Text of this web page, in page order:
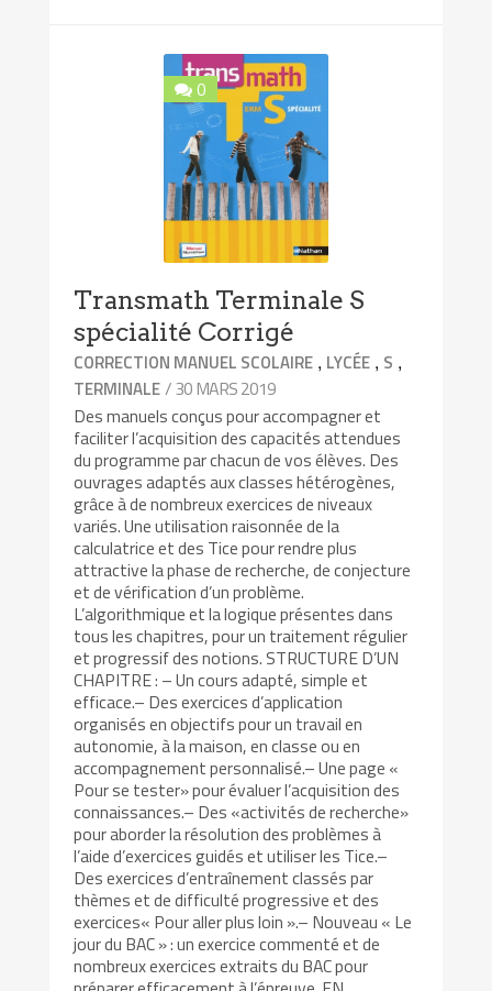
0
Transmath Terminale S
spécialité Corrigé
CORRECTION MANUEL SCOLAIRE , LYCÉE , S ,
TERMINALE/ 30 MARS 2019
Des manuels conçus pour accompagner et
faciliter l’acquisition des capacités attendues
du programme par chacun de vos élèves. Des
ouvrages adaptés aux classes hétérogènes,
grâce à de nombreux exercices de niveaux
variés. Une utilisation raisonnée de la
calculatrice et des Tice pour rendre plus
attractive la phase de recherche, de conjecture
et de vérification d’un problème.
L’algorithmique et la logique présentes dans
tous les chapitres, pour un traitement régulier
et progressif des notions. STRUCTURE D’UN
CHAPITRE : – Un cours adapté, simple et
efficace.– Des exercices d’application
organisés en objectifs pour un travail en
autonomie, à la maison, en classe ou en
accompagnement personnalisé.– Une page «
Pour se tester» pour évaluer l’acquisition des
connaissances.– Des «activités de recherche»
pour aborder la résolution des problèmes à
l’aide d’exercices guidés et utiliser les Tice.–
Des exercices d’entraînement classés par
thèmes et de difficulté progressive et des
exercices« Pour aller plus loin ».– Nouveau « Le
jour du BAC » : un exercice commenté et de
nombreux exercices extraits du BAC pour